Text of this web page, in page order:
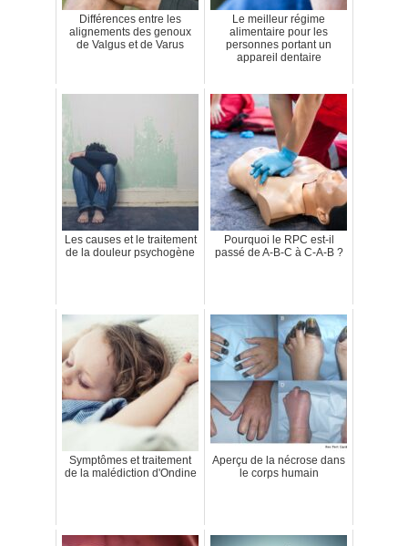
Différences entre les
alignements des genoux
de Valgus et de Varus
Le meilleur régime
alimentaire pour les
personnes portant un
appareil dentaire
Les causes et le traitement
de la douleur psychogène
Pourquoi le RPC est-il
passé de A-B-C à C-A-B ?
Symptômes et traitement
de la malédiction d'Ondine
Aperçu de la nécrose dans
le corps humain